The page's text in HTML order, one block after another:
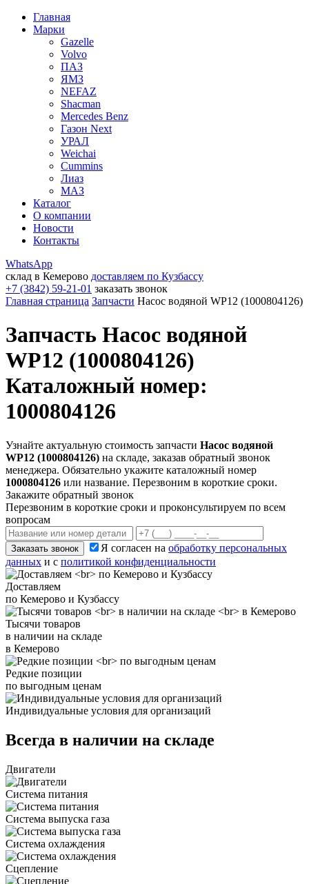
Главная
Марки
Gazelle
Volvo
ПАЗ
ЯМЗ
NEFAZ
Shacman
Mercedes Benz
Газон Next
УРАЛ
Weichai
Cummins
Лиаз
МАЗ
Каталог
О компании
Новости
Контакты
WhatsApp
склад в Кемерово доставляем по Кузбассу
+7 (3842) 59-21-01 заказать звонок
Главная страница Запчасти Насос водяной WP12 (1000804126)
Запчасть Насос водяной
WP12 (1000804126)
Каталожный номер:
1000804126
Узнайте актуальную стоимость запчасти Насос водяной
WP12 (1000804126) на складе, заказав обратный звонок
менеджера. Обязательно укажите каталожный номер
1000804126 или название. Перезвоним в короткие сроки.
Закажите обратный звонок
Перезвоним в короткие сроки и проконсультируем по всем
вопросам
Заказать звонок Я согласен на обработку персональных
данных и с политикой конфиденциальности
Доставляем
по Кемерово и Кузбассу
Тысячи товаров
в наличии на складе
в Кемерово
Редкие позиции
по выгодным ценам
Индивидуальные условия для организаций
Всегда в наличии на складе
Двигатели
Система питания
Система выпуска газа
Система охлаждения
Сцепление